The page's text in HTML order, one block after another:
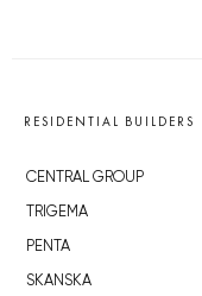
RESIDENTIAL BUILDERS
CENTRAL GROUP
TRIGEMA
PENTA
SKANSKA